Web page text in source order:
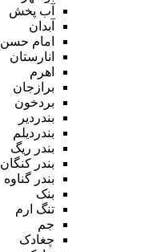
آب پخش
آبدان
امام حسن
انارستان
اهرم
برازجان
بردخون
بندردیر
بندردیلم
بندر ریگ
بندر کنگان
بندر گناوه
بنک
تنگ ارم
جم
چغادک